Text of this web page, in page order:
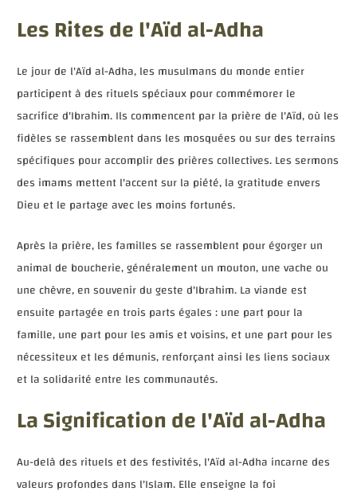
Les Rites de l'Aïd al-Adha
Le jour de l'Aïd al-Adha, les musulmans du monde entier
participent à des rituels spéciaux pour commémorer le
sacrifice d'Ibrahim. Ils commencent par la prière de l'Aïd, où les
fidèles se rassemblent dans les mosquées ou sur des terrains
spécifiques pour accomplir des prières collectives. Les sermons
des imams mettent l'accent sur la piété, la gratitude envers
Dieu et le partage avec les moins fortunés.
Après la prière, les familles se rassemblent pour égorger un
animal de boucherie, généralement un mouton, une vache ou
une chèvre, en souvenir du geste d'Ibrahim. La viande est
ensuite partagée en trois parts égales : une part pour la
famille, une part pour les amis et voisins, et une part pour les
nécessiteux et les démunis, renforçant ainsi les liens sociaux
et la solidarité entre les communautés.
La Signification de l'Aïd al-Adha
Au-delà des rituels et des festivités, l'Aïd al-Adha incarne des
valeurs profondes dans l'Islam. Elle enseigne la foi